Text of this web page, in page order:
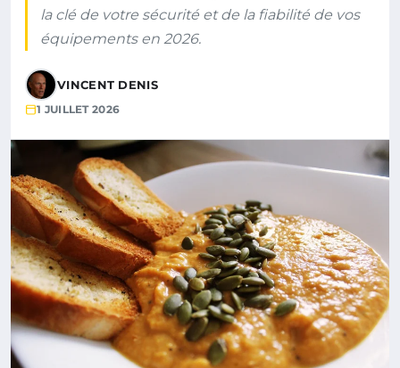
la clé de votre sécurité et de la fiabilité de vos
équipements en 2026.
VINCENT DENIS
1 JUILLET 2026